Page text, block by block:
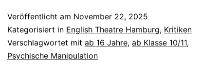
Veröffentlicht am November 22, 2025
Kategorisiert in English Theatre Hamburg, Kritiken
Verschlagwortet mit ab 16 Jahre, ab Klasse 10/11,
Psychische Manipulation